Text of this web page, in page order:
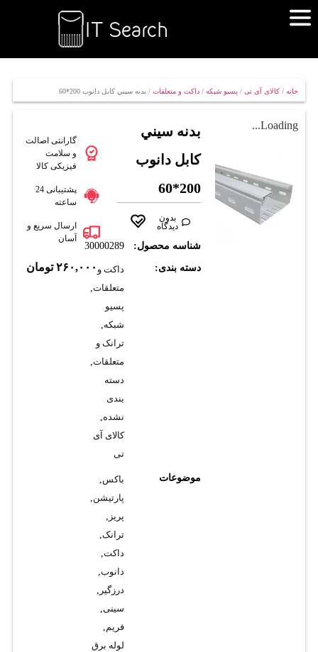
خانه/ کالای آی تی/ پسیو شبکه/ داکت و متعلقات/ بدنه سيني کابل دانوب 200*60
Loading...
بدنه سيني
کابل دانوب
200*60
بدون
دیدگاه
شناسه محصول: 30000289
دسته بندی:
داکت و
متعلقات,
پسیو
شبکه,
ترانک و
متعلقات,
دسته
بندی
نشده,
کالای آی
تی
موضوعات باکس,
پارتیشن,
پریز ,
ترانک,
داکت,
دانوب,
درزگیر ,
سینی,
فریم,
لوله برق
گارانتی اصالت
و سلامت
فیزیکی کالا
پشتیبانی 24
ساعته
ارسال سریع و
آسان
۲۶۰,۰۰۰ تومان